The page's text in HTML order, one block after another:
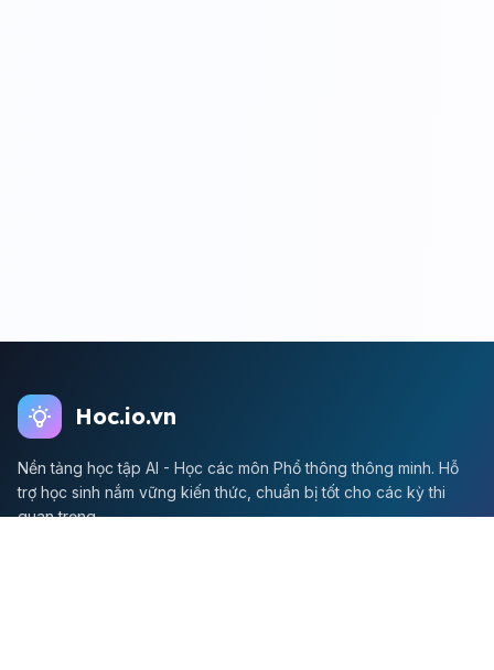
Hoc.io.vn
Nền tảng học tập AI - Học các môn Phổ thông thông minh. Hỗ
trợ học sinh nắm vững kiến thức, chuẩn bị tốt cho các kỳ thi
quan trọng.